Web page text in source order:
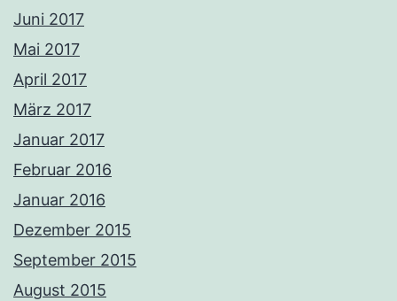
Juni 2017
Mai 2017
April 2017
März 2017
Januar 2017
Februar 2016
Januar 2016
Dezember 2015
September 2015
August 2015